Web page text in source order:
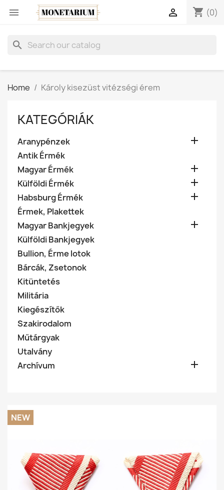
 shopping_cart (0)

search
Home Károly kisezüst vitézségi érem
KATEGÓRIÁK
Aranypénzek 
Antik Érmék
Magyar Érmék

Külföldi Érmék 
Habsburg Érmék 
Érmek, Plakettek
Magyar Bankjegyek

Külföldi Bankjegyek
Bullion, Érme lotok
Bárcák, Zsetonok
Kitüntetés
Militária
Kiegészítők
Szakirodalom
Műtárgyak
Utalvány
Archívum

NEW